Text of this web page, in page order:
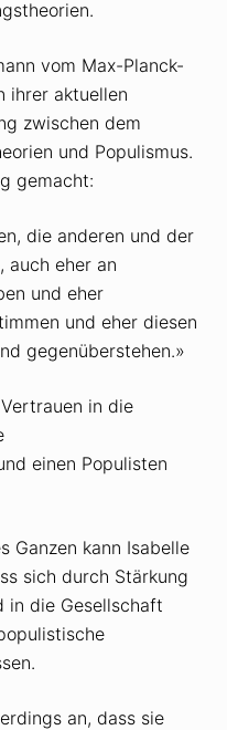
vom Max-Planck-
ihrer aktuellen
zwischen dem
und Populismus.
gemacht:
die anderen und der
auch eher an
und eher
und eher diesen
gegenüberstehen.»
in die
einen Populisten
Ganzen kann Isabelle
sich durch Stärkung
in die Gesellschaft
an, dass sie